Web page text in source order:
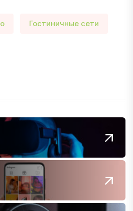
Гостиничные сети